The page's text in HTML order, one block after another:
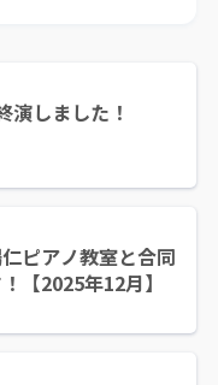
演しました！
ピアノ教室と合同
【2025年12月】